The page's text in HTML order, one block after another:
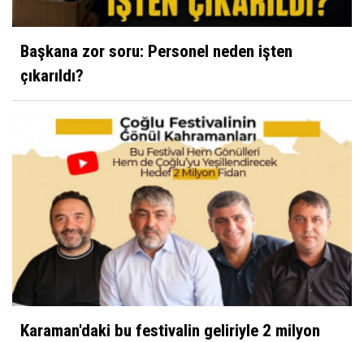
Başkana zor soru: Personel neden işten
çıkarıldı?
Karaman'daki bu festivalin geliriyle 2 milyon